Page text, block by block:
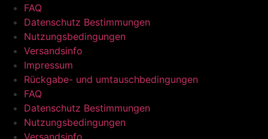
FAQ
Datenschutz Bestimmungen
Nutzungsbedingungen
Versandsinfo
Impressum
Rückgabe- und umtauschbedingungen
FAQ
Datenschutz Bestimmungen
Nutzungsbedingungen
Versandsinfo